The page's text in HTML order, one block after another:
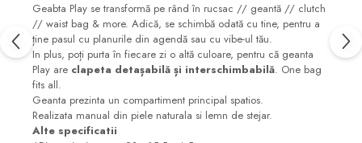
Geabta Play se transformă pe rând în rucsac // geantă // clutch
// waist bag & more. Adică, se schimbă odată cu tine, pentru a
ține pasul cu planurile din agendă sau cu vibe-ul tău.
In plus, poți purta în fiecare zi o altă culoare, pentru că geanta
Play are clapeta detașabilă și interschimbabilă. One bag
fits all.
Geanta prezinta un compartiment principal spatios.
Realizata manual din piele naturala si lemn de stejar.
Alte specificatii